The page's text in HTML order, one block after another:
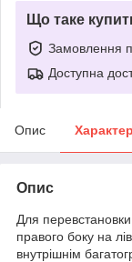
Що таке
Замовлення
Доступна
Опис
Опис
Для
правого боку на
внутрішнім